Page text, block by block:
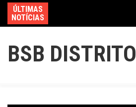
ÚLTIMAS
NOTÍCIAS
BSB DISTRITO